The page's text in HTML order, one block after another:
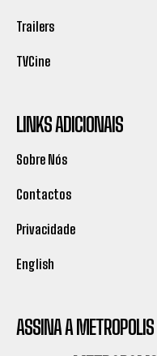
Trailers
TVCine
LINKS ADICIONAIS
Sobre Nós
Contactos
Privacidade
English
ASSINA A METROPOLIS